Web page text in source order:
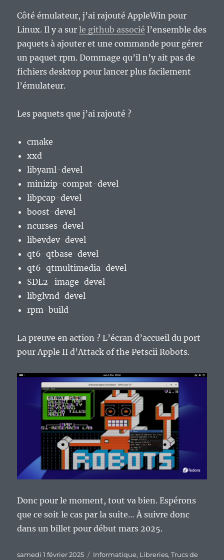
Côté émulateur, j’ai rajouté AppleWin pour
Linux. Il y a surle github associé l’ensemble des
paquets à ajouter et une commande pour gérer
un paquet rpm. Dommage qu’il n’y ait pas de
fichiers desktop pour lancer plus facilement
l’émulateur.
Les paquets que j’ai rajouté ?
cmake
xxd
libyaml-devel
minizip-compat-devel
libpcap-devel
boost-devel
ncurses-devel
libevdev-devel
qt6-qtbase-devel
qt6-qtmultimedia-devel
SDL2_image-devel
libglvnd-devel
rpm-build
La preuve en action ? L’écran d’accueil du port
pour Apple II d’Attack of the Petscii Robots.
Donc pour le moment, tout va bien. Espérons
que ce soit le cas par la suite… À suivre donc
dans un billet pour début mars 2025.
Publié
samedi 1 février 2025 Catégories
Informatique, Libreries,Trucs de